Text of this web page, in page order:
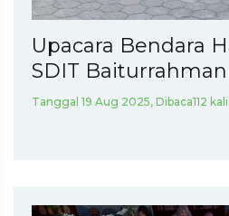
Upacara Bendara
SDIT Baiturrahman
Tanggal 19 Aug 2025, Dibaca112 kali